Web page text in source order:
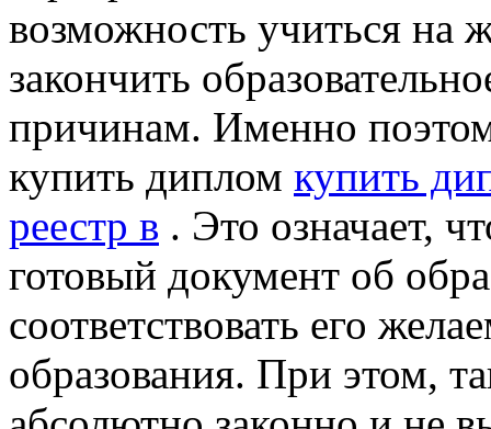
возможность учиться на
закончить
причинам. Именно
купить диплом купить
реестр в . Это означает,
готовый документ об
соответствовать его
образования. При этом,